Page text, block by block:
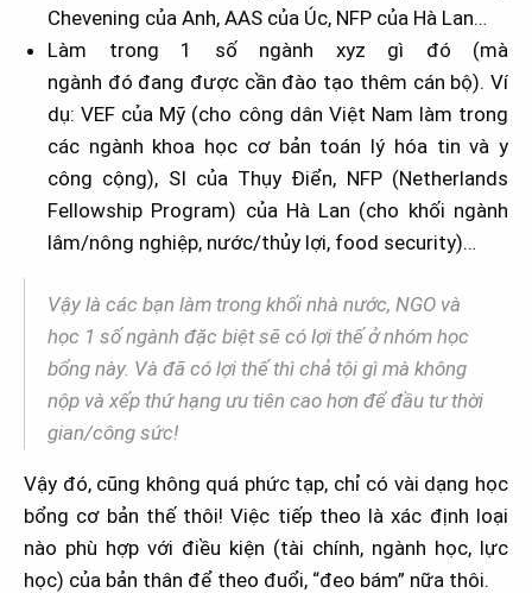
Chevening của Anh, AAS của Úc, NFP của Hà Lan…
Làm trong 1 số ngành xyz gì đó (mà
ngành đó đang được cần đào tạo thêm cán bộ). Ví
dụ: VEF của Mỹ (cho công dân Việt Nam làm trong
các ngành khoa học cơ bản toán lý hóa tin và y
công cộng), SI của Thụy Điển, NFP (Netherlands
Fellowship Program) của Hà Lan (cho khối ngành
lâm/nông nghiệp, nước/thủy lợi, food security)…
Vậy là các bạn làm trong khối nhà nước, NGO và
học 1 số ngành đặc biệt sẽ có lợi thế ở nhóm học
bổng này. Và đã có lợi thế thì chả tội gì mà không
nộp và xếp thứ hạng ưu tiên cao hơn để đầu tư thời
gian/công sức!
Vậy đó, cũng không quá phức tạp, chỉ có vài dạng học
bổng cơ bản thế thôi! Việc tiếp theo là xác định loại
nào phù hợp với điều kiện (tài chính, ngành học, lực
học) của bản thân để theo đuổi, “đeo bám” nữa thôi.